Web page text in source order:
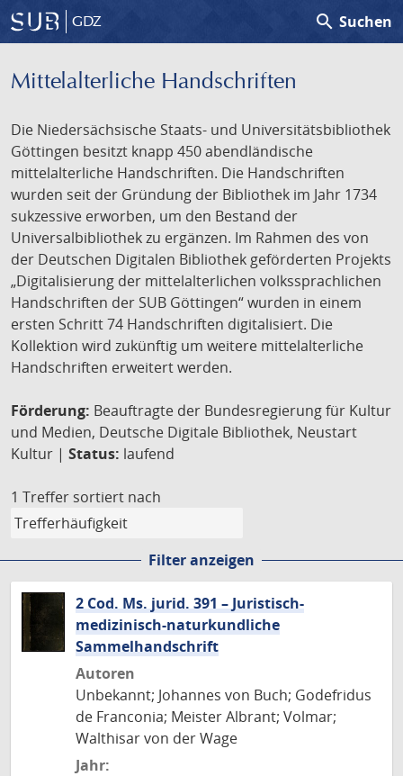
GDZ search Suchen
Mittelalterliche Handschriften
Die Niedersächsische Staats- und Universitätsbibliothek
Göttingen besitzt knapp 450 abendländische
mittelalterliche Handschriften. Die Handschriften
wurden seit der Gründung der Bibliothek im Jahr 1734
sukzessive erworben, um den Bestand der
Universalbibliothek zu ergänzen. Im Rahmen des von
der Deutschen Digitalen Bibliothek geförderten Projekts
„Digitalisierung der mittelalterlichen volkssprachlichen
Handschriften der SUB Göttingen“ wurden in einem
ersten Schritt 74 Handschriften digitalisiert. Die
Kollektion wird zukünftig um weitere mittelalterliche
Handschriften erweitert werden.
Förderung: Beauftragte der Bundesregierung für Kultur
und Medien, Deutsche Digitale Bibliothek, Neustart
Kultur | Status: laufend
1 Treffer sortiert nach
Filter anzeigen
2 Cod. Ms. jurid. 391 – Juristisch-
medizinisch-naturkundliche
Sammelhandschrift
Autoren
Unbekannt; Johannes von Buch; Godefridus
de Franconia; Meister Albrant; Volmar;
Walthisar von der Wage
Jahr: